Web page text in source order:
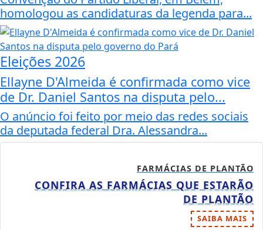
homologou as candidaturas da legenda para...
Eleições 2026
Ellayne D'Almeida é confirmada como vice
de Dr. Daniel Santos na disputa pelo...
O anúncio foi feito por meio das redes sociais
da deputada federal Dra. Alessandra...
FARMÁCIAS DE PLANTÃO
CONFIRA AS FARMÁCIAS QUE ESTARÃO
DE PLANTÃO
SAIBA MAIS